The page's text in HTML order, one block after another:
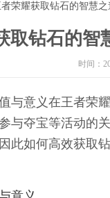
荣耀获取钻石的智慧
取钻石的智
时间：
与意义在王者荣
与夺宝等活动的
此如何高效获取